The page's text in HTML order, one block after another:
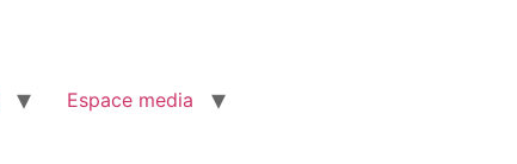
Espace media